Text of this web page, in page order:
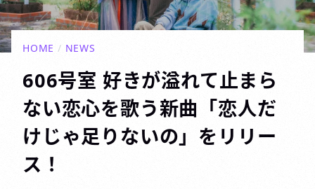
HOME / NEWS
606号室 好きが溢れて止まら
ない恋心を歌う新曲「恋人だ
けじゃ足りないの」をリリー
ス！